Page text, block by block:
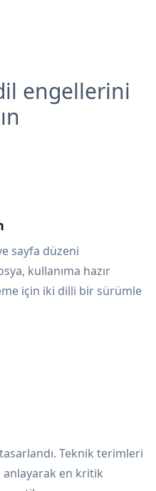
engellerini
sayfa düzeni
kullanıma hazır
için iki dilli bir sürümle
Teknik terimleri
anlayarak en kritik